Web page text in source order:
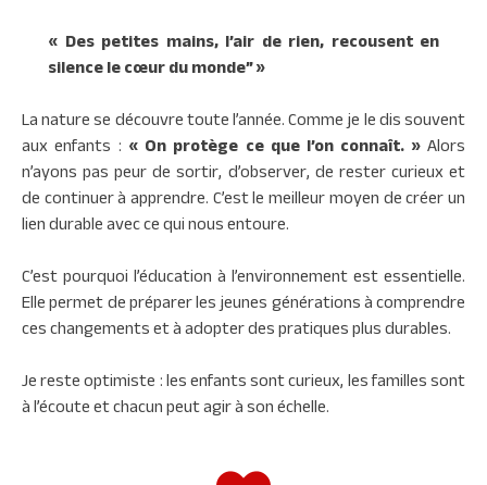
« Des petites mains, l’air de rien, recousent en
silence le cœur du monde”»
La nature se découvre toute l’année. Comme je le dis souvent
aux enfants : « On protège ce que l’on connaît. »Alors
n’ayons pas peur de sortir, d’observer, de rester curieux et
de continuer à apprendre. C’est le meilleur moyen de créer un
lien durable avec ce qui nous entoure.
C’est pourquoi l’éducation à l’environnement est essentielle.
Elle permet de préparer les jeunes générations à comprendre
ces changements et à adopter des pratiques plus durables.
Je reste optimiste : les enfants sont curieux, les familles sont
à l’écoute et chacun peut agir à son échelle.